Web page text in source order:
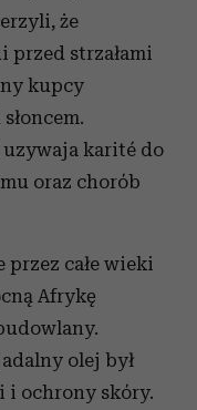
że
przed strzałami
kupcy
karité do
oraz chorób
całe wieki
Afrykę
olej był
i ochrony skóry.